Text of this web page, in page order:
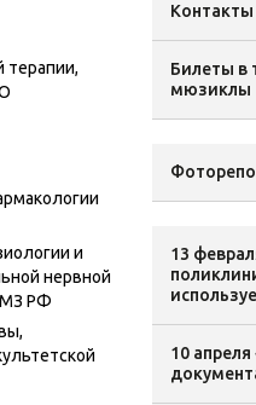
терапии,
и
нервной
МЗ РФ
Контакты
Билеты в
мюзиклы
13
10